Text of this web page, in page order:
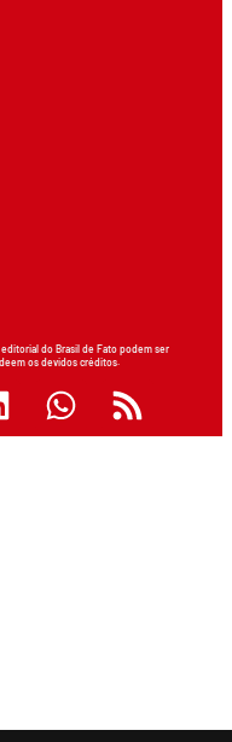
do Brasil de Fato podem ser
os devidos créditos.